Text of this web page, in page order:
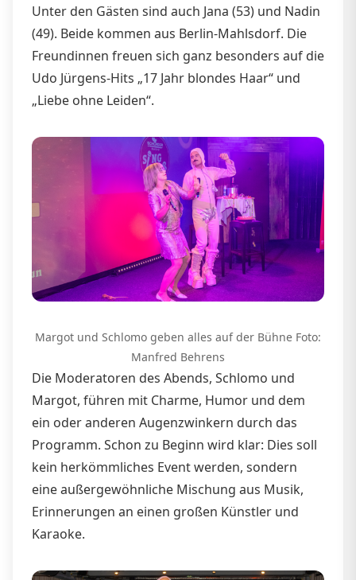
Unter den Gästen sind auch Jana (53) und Nadin
(49). Beide kommen aus Berlin-Mahlsdorf. Die
Freundinnen freuen sich ganz besonders auf die
Udo Jürgens-Hits „17 Jahr blondes Haar“ und
„Liebe ohne Leiden“.
Margot und Schlomo geben alles auf der Bühne Foto:
Manfred Behrens
Die Moderatoren des Abends, Schlomo und
Margot, führen mit Charme, Humor und dem
ein oder anderen Augenzwinkern durch das
Programm. Schon zu Beginn wird klar: Dies soll
kein herkömmliches Event werden, sondern
eine außergewöhnliche Mischung aus Musik,
Erinnerungen an einen großen Künstler und
Karaoke.